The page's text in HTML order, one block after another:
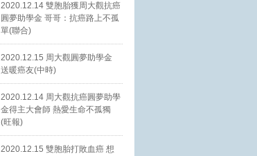
2020.12.14 雙胞胎獲周大觀抗癌
圓夢助學金 哥哥：抗癌路上不孤
單(聯合)
2020.12.15 周大觀圓夢助學金
送暖癌友(中時)
2020.12.14 周大觀抗癌圓夢助學
金得主大會師 熱愛生命不孤獨
(旺報)
2020.12.15 雙胞胎打敗血癌 想